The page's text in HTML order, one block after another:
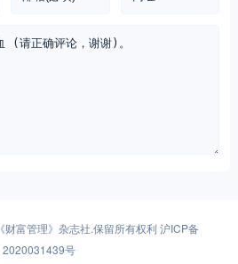
《财富管理》杂志社.保留所有权利沪ICP备
2020031439号